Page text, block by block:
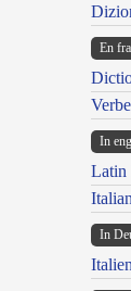
En
In
Latin
In